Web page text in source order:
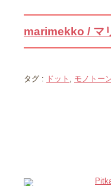
marimekko / マ
タグ : ドット , モノトー